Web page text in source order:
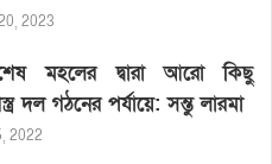
2023
মহলের দ্বারা আরো কিছু
দল গঠনের পর্যায়ে: সন্তু লারমা
2022